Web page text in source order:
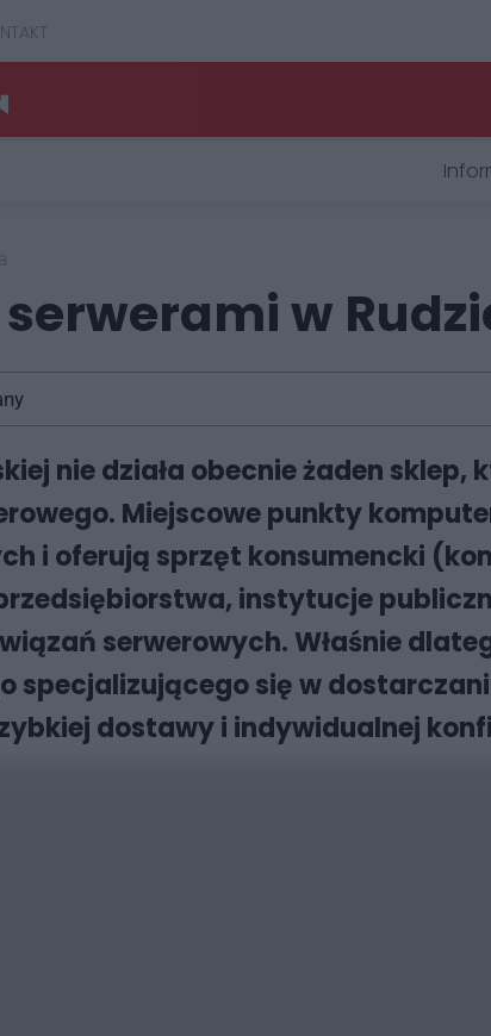
serwerami w
nie działa obecnie żaden
Miejscowe punkty
i oferują sprzęt konsumencki
instytucje
serwerowych. Właśnie
specjalizującego się w
dostawy i indywidualnej